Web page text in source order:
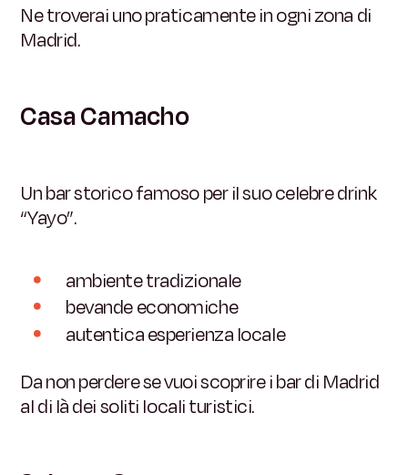
Ne troverai uno praticamente in ogni zona di
Madrid.
Casa Camacho
Un bar storico famoso per il suo celebre drink
“Yayo”.
ambiente tradizionale
bevande economiche
autentica esperienza locale
Da non perdere se vuoi scoprire i bar di Madrid
al di là dei soliti locali turistici.